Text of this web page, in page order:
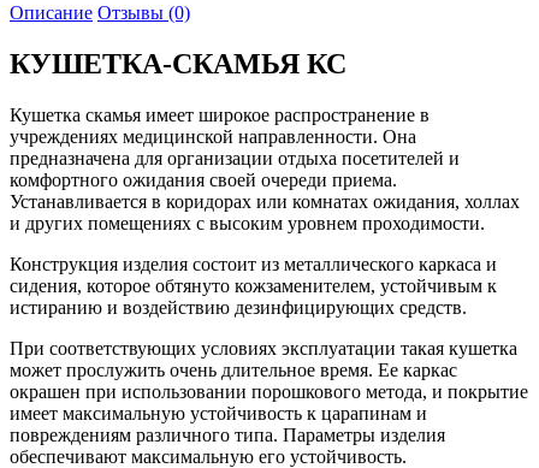
Описание Отзывы (0)
КУШЕТКА-СКАМЬЯ КС
Кушетка скамья имеет широкое распространение в
учреждениях медицинской направленности. Она
предназначена для организации отдыха посетителей и
комфортного ожидания своей очереди приема.
Устанавливается в коридорах или комнатах ожидания, холлах
и других помещениях с высоким уровнем проходимости.
Конструкция изделия состоит из металлического каркаса и
сидения, которое обтянуто кожзаменителем, устойчивым к
истиранию и воздействию дезинфицирующих средств.
При соответствующих условиях эксплуатации такая кушетка
может прослужить очень длительное время. Ее каркас
окрашен при использовании порошкового метода, и покрытие
имеет максимальную устойчивость к царапинам и
повреждениям различного типа. Параметры изделия
обеспечивают максимальную его устойчивость.